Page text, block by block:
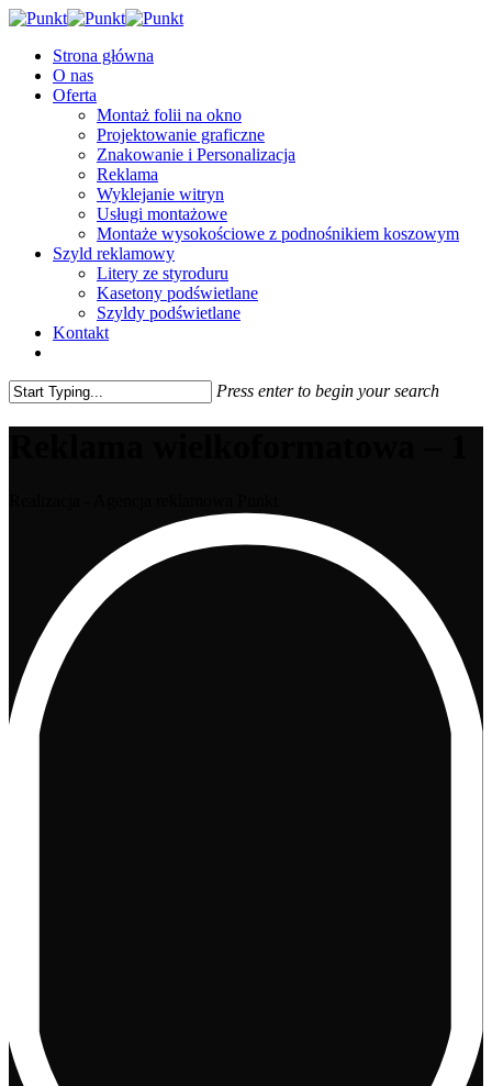
Skip
main
content
Menu
Strona główna
O nas
Oferta
Montaż folii na okno
Projektowanie graficzne
Znakowanie i Personalizacja
Reklama
Wyklejanie witryn
Usługi montażowe
Montaże wysokościowe z podnośnikiem koszowym
Szyld reklamowy
Litery ze styroduru
Kasetony podświetlane
Szyldy podświetlane
Kontakt
Press enter to begin your search
Search